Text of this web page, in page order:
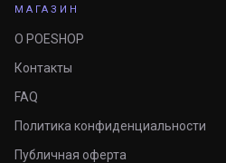
МАГАЗИН
О POESHOP
Контакты
FAQ
Политика конфиденциальности
Публичная оферта